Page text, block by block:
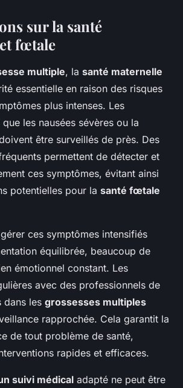
sur la santé
fœtale
multiple, la santé maternelle
essentielle en raison des risques
plus intenses. Les
que les nausées sévères ou la
être surveillés de près. Des
permettent de détecter et
ces symptômes, évitant ainsi
potentielles pour la santé fœtale
ces symptômes intensifiés
équilibrée, beaucoup de
émotionnel constant. Les
avec des professionnels de
dans les grossesses multiples
rapprochée. Cela garantit la
de tout problème de santé,
rapides et efficaces.
suivi médical adapté ne peut être